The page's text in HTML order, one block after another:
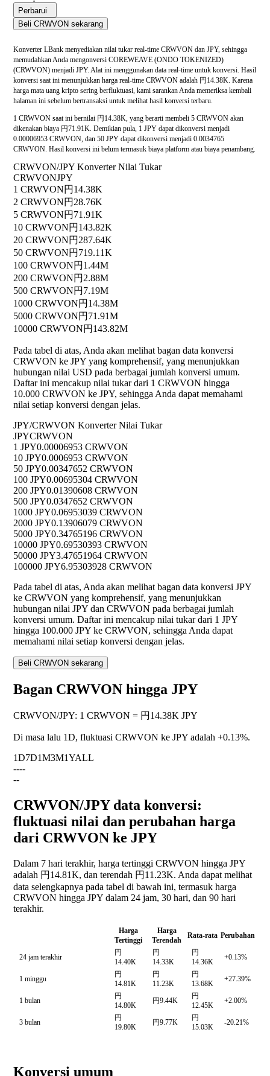
Perbarui
Beli CRWVON sekarang
Konverter LBank menyediakan nilai tukar real-time CRWVON dan JPY, sehingga
memudahkan Anda mengonversi COREWEAVE (ONDO TOKENIZED)
(CRWVON) menjadi JPY. Alat ini menggunakan data real-time untuk konversi. Hasil
konversi saat ini menunjukkan harga real-time CRWVON adalah 円14.38K. Karena
harga mata uang kripto sering berfluktuasi, kami sarankan Anda memeriksa kembali
halaman ini sebelum bertransaksi untuk melihat hasil konversi terbaru.
1 CRWVON saat ini bernilai 円14.38K, yang berarti membeli 5 CRWVON akan
dikenakan biaya 円71.91K. Demikian pula, 1 JPY dapat dikonversi menjadi
0.00006953 CRWVON, dan 50 JPY dapat dikonversi menjadi 0.0034765
CRWVON. Hasil konversi ini belum termasuk biaya platform atau biaya penambang.
CRWVON/JPY Konverter Nilai Tukar
CRWVONJPY
1 CRWVON円14.38K
2 CRWVON円28.76K
5 CRWVON円71.91K
10 CRWVON円143.82K
20 CRWVON円287.64K
50 CRWVON円719.11K
100 CRWVON円1.44M
200 CRWVON円2.88M
500 CRWVON円7.19M
1000 CRWVON円14.38M
5000 CRWVON円71.91M
10000 CRWVON円143.82M
Pada tabel di atas, Anda akan melihat bagan data konversi
CRWVON ke JPY yang komprehensif, yang menunjukkan
hubungan nilai USD pada berbagai jumlah konversi umum.
Daftar ini mencakup nilai tukar dari 1 CRWVON hingga
10.000 CRWVON ke JPY, sehingga Anda dapat memahami
nilai setiap konversi dengan jelas.
JPY/CRWVON Konverter Nilai Tukar
JPYCRWVON
1 JPY0.00006953 CRWVON
10 JPY0.0006953 CRWVON
50 JPY0.00347652 CRWVON
100 JPY0.00695304 CRWVON
200 JPY0.01390608 CRWVON
500 JPY0.0347652 CRWVON
1000 JPY0.06953039 CRWVON
2000 JPY0.13906079 CRWVON
5000 JPY0.34765196 CRWVON
10000 JPY0.69530393 CRWVON
50000 JPY3.47651964 CRWVON
100000 JPY6.95303928 CRWVON
Pada tabel di atas, Anda akan melihat bagan data konversi JPY
ke CRWVON yang komprehensif, yang menunjukkan
hubungan nilai JPY dan CRWVON pada berbagai jumlah
konversi umum. Daftar ini mencakup nilai tukar dari 1 JPY
hingga 100.000 JPY ke CRWVON, sehingga Anda dapat
memahami nilai setiap konversi dengan jelas.
Beli CRWVON sekarang
Bagan CRWVON hingga JPY
CRWVON/JPY: 1 CRWVON = 円14.38K JPY
Di masa lalu 1D, fluktuasi CRWVON ke JPY adalah +0.13%.
1D7D1M3M1YALL
----
--
CRWVON/JPY data konversi:
fluktuasi nilai dan perubahan harga
dari CRWVON ke JPY
Dalam 7 hari terakhir, harga tertinggi CRWVON hingga JPY
adalah 円14.81K, dan terendah 円11.23K. Anda dapat melihat
data selengkapnya pada tabel di bawah ini, termasuk harga
CRWVON hingga JPY dalam 24 jam, 30 hari, dan 90 hari
terakhir.
Harga
Tertinggi
Harga
Terendah
Rata-rata Perubahan
24 jam terakhir
円
14.40K
円
14.33K
円
14.36K
+0.13%
1 minggu
円
14.81K
円
11.23K
円
13.68K
+27.39%
1 bulan
円
14.80K
円9.44K
円
12.45K
+2.00%
3 bulan
円
19.80K
円9.77K
円
15.03K
-20.21%
Konversi umum